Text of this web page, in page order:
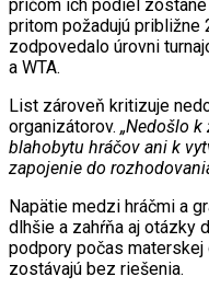
pričom ich podiel
pritom požadujú približne
zodpovedalo úrovni
a WTA.
List zároveň kritizuje
organizátorov. „Nedošlo
blahobytu hráčov ani k
zapojenie do
Napätie medzi hráčmi a
dlhšie a zahŕňa aj otázky
podpory počas
zostávajú bez riešenia.